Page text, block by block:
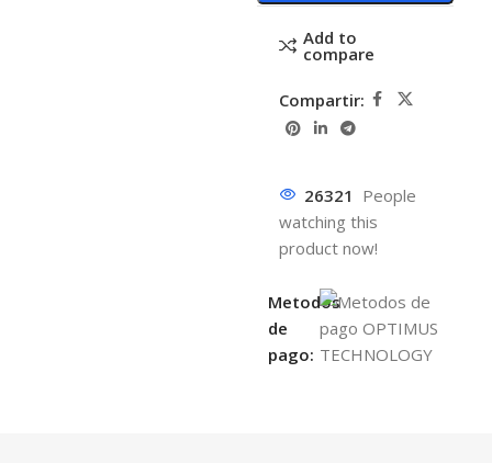
Add to
compare
Compartir:
26321 People
watching this
product now!
Metodos
de
pago: